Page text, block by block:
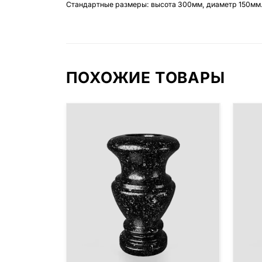
Стандартные размеры: высота 300мм, диаметр
ПОХОЖИЕ ТОВАРЫ